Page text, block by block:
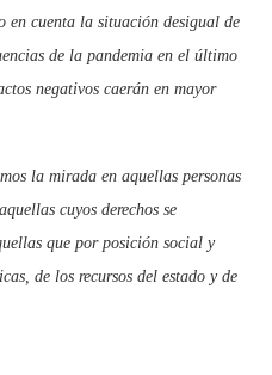
en cuenta la situación desigual de
de la pandemia en el último
negativos caerán en mayor
la mirada en aquellas personas
cuyos derechos se
que por posición social y
de los recursos del estado y de